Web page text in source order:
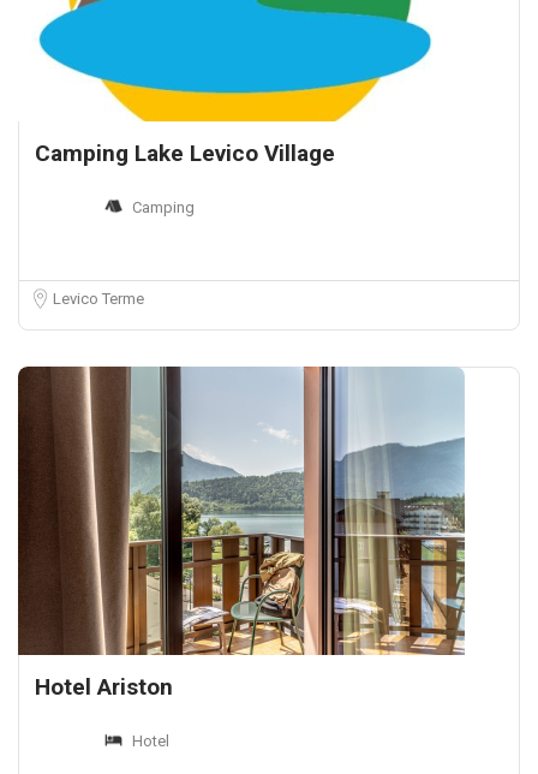
Camping Lake Levico Village
Camping
Levico Terme
Hotel Ariston
Hotel